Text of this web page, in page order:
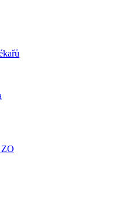
ZO